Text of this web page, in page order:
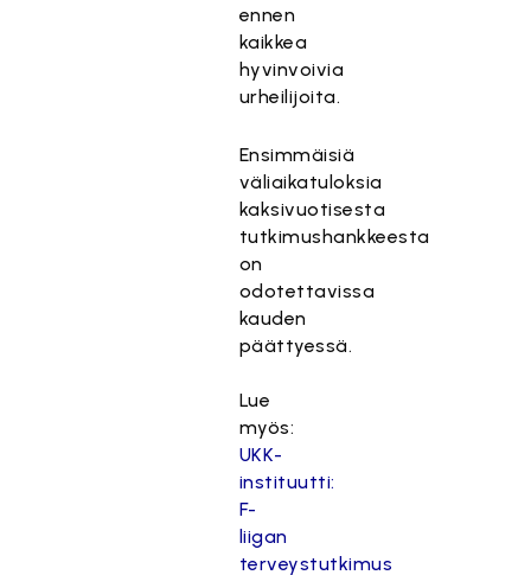
ennen
kaikkea
hyvinvoivia
urheilijoita.
Ensimmäisiä
väliaikatuloksia
kaksivuotisesta
tutkimushankkeesta
on
odotettavissa
kauden
päättyessä.
Lue
myös:
UKK-
instituutti:
F-
liigan
terveystutkimus